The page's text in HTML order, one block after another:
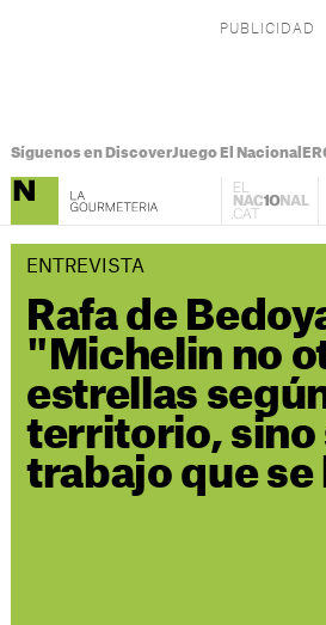
Síguenos en DiscoverJuego El Nacional
ENTREVISTA
Rafa de
"Michelin no
estrellas
territorio, sino
trabajo que se